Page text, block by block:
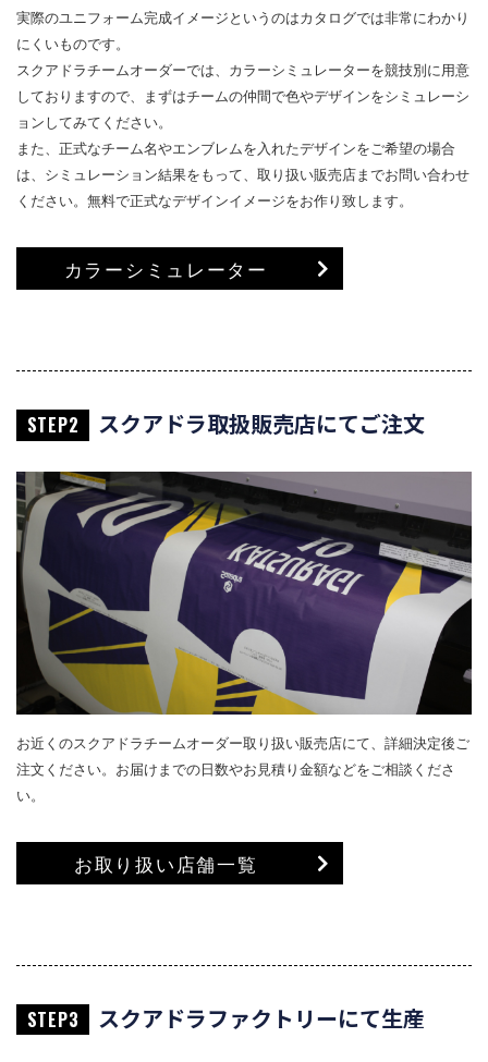
実際のユニフォーム完成イメージというのはカタログでは非常にわかり
にくいものです。
スクアドラチームオーダーでは、カラーシミュレーターを競技別に用意
しておりますので、まずはチームの仲間で色やデザインをシミュレーシ
ョンしてみてください。
また、正式なチーム名やエンブレムを入れたデザインをご希望の場合
は、シミュレーション結果をもって、取り扱い販売店までお問い合わせ
ください。無料で正式なデザインイメージをお作り致します。
カラーシミュレーター
STEP2 スクアドラ取扱販売店にてご注文
お近くのスクアドラチームオーダー取り扱い販売店にて、詳細決定後ご
注文ください。お届けまでの日数やお見積り金額などをご相談くださ
い。
お取り扱い店舗一覧
STEP3 スクアドラファクトリーにて生産